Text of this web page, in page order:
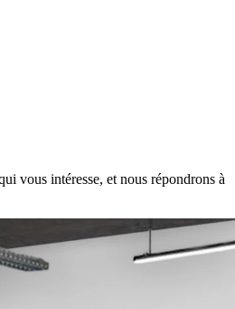
vous intéresse, et nous répondrons à